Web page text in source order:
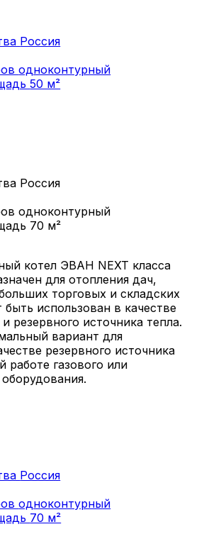
Россия
одноконтурный
50 м²
Россия
одноконтурный
70 м²
котел ЭВАН NEXT класса
для отопления дач,
торговых и складских
использован в качестве
резервного источника тепла.
вариант для
резервного источника
работе газового или
Россия
одноконтурный
70 м²